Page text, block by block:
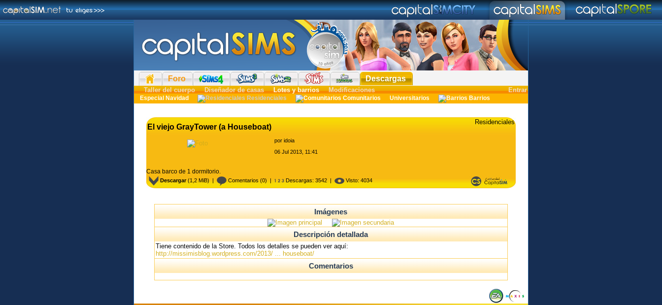
Foro Descargas
Entrar
Taller del cuerpo Diseñador de casas Lotes y barrios Modificaciones
Especial Navidad Residenciales Comunitarios Universitarios Barrios
Residenciales
El viejo GrayTower (a Houseboat)
por idoia
06 Jul 2013, 11:41
Casa barco de 1 dormitorio.
Descargar(1,2 MiB) | Comentarios (0) | Descargas: 3542 | Visto: 4034
Imágenes
Descripción detallada
Tiene contenido de la Store. Todos los detalles se pueden ver aquí:
http://missimisblog.wordpress.com/2013/ ... houseboat/
Comentarios